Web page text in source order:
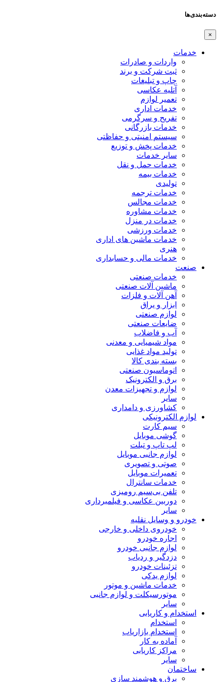
دسته‌بندی‌ها
×
خدمات
واردات و صادرات
ثبت شرکت و برند
چاپ و تبلیغات
آتلیه عکاسی
تعمیر لوازم
خدمات اداری
تفریح و سرگرمی
خدمات بازرگانی
سیستم امنیتی و حفاظتی
خدمات پخش و توزیع
سایر خدمات
خدمات حمل و نقل
خدمات بیمه
تولیدی
خدمات ترجمه
خدمات مجالس
خدمات مشاوره
خدمات در منزل
خدمات ورزشی
خدمات ماشین های اداری
هنری
خدمات مالی و حسابداری
صنعت
خدمات صنعتی
ماشین آلات صنعتی
آهن آلات و فلزات
ابزار و یراق
لوازم صنعتی
ضایعات صنعتی
آب و فاضلاب
مواد شیمیایی و معدنی
تولید مواد غذایی
بسته بندی کالا
اتوماسیون صنعتی
برق و الکترونیک
لوازم و تجهیزات معدن
سایر
کشاورزی و دامداری
لوازم الکترونیکی
سیم کارت
گوشی موبایل
لپ تاپ و تبلت
لوازم جانبی موبایل
صوتی و تصویری
تعمیرات موبایل
خدمات سانترال
تلفن بی‌سیم رومیزی
دوربین عکاسی و فیلمبرداری
سایر
خودرو و وسایل نقلیه
خودروی داخلی و خارجی
اجاره خودرو
لوازم جانبی خودرو
دزدگیر و ردیاب
تزئینات خودرو
لوازم یدکی
خدمات ماشین و موتور
موتورسیکلت و لوازم جانبی
سایر
استخدام و کاریابی
استخدام
استخدام بازاریاب
آماده به کار
مراکز کاریابی
سایر
ساختمان
برق و هوشمند سازی